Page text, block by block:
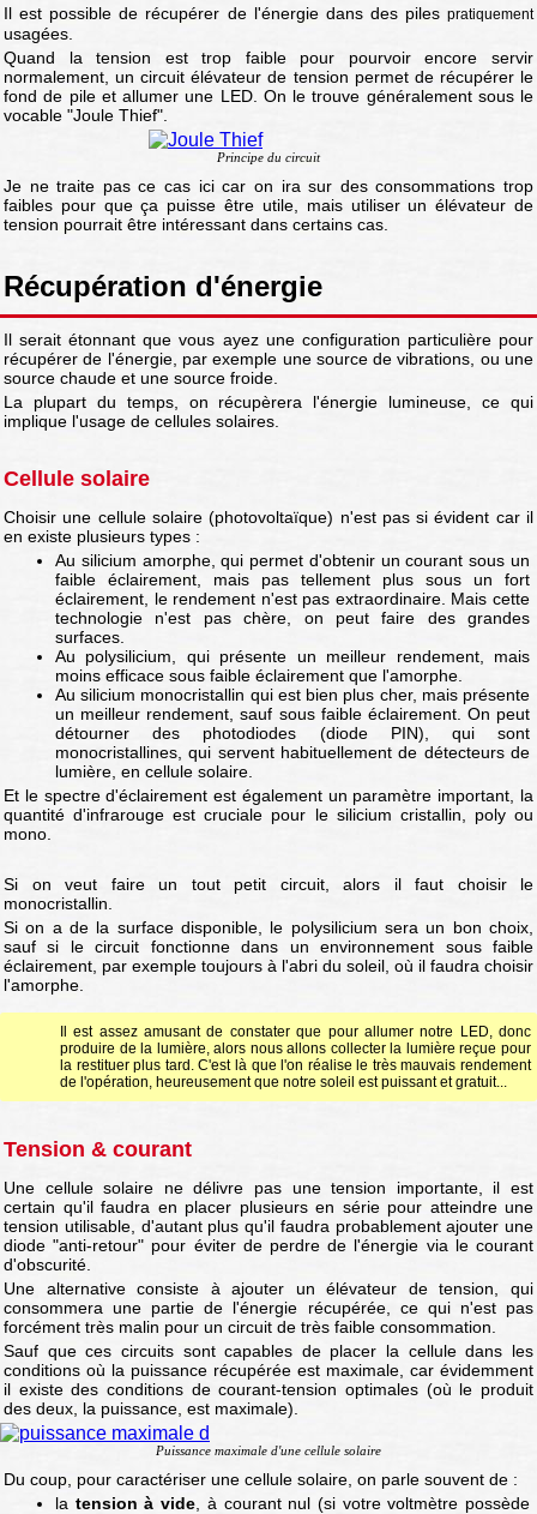
Il est possible de récupérer de l'énergie dans des piles pratiquement
usagées.
Quand la tension est trop faible pour pourvoir encore servir
normalement, un circuit élévateur de tension permet de récupérer le
fond de pile et allumer une LED. On le trouve généralement sous le
vocable "Joule Thief".
Principe du circuit
Je ne traite pas ce cas ici car on ira sur des consommations trop
faibles pour que ça puisse être utile, mais utiliser un élévateur de
tension pourrait être intéressant dans certains cas.
Récupération d'énergie
Il serait étonnant que vous ayez une configuration particulière pour
récupérer de l'énergie, par exemple une source de vibrations, ou une
source chaude et une source froide.
La plupart du temps, on récupèrera l'énergie lumineuse, ce qui
implique l'usage de cellules solaires.
Cellule solaire
Choisir une cellule solaire (photovoltaïque) n'est pas si évident car il
en existe plusieurs types :
Au silicium amorphe, qui permet d'obtenir un courant sous un
faible éclairement, mais pas tellement plus sous un fort
éclairement, le rendement n'est pas extraordinaire. Mais cette
technologie n'est pas chère, on peut faire des grandes
surfaces.
Au polysilicium, qui présente un meilleur rendement, mais
moins efficace sous faible éclairement que l'amorphe.
Au silicium monocristallin qui est bien plus cher, mais présente
un meilleur rendement, sauf sous faible éclairement. On peut
détourner des photodiodes (diode PIN), qui sont
monocristallines, qui servent habituellement de détecteurs de
lumière, en cellule solaire.
Et le spectre d'éclairement est également un paramètre important, la
quantité d'infrarouge est cruciale pour le silicium cristallin, poly ou
mono.
Si on veut faire un tout petit circuit, alors il faut choisir le
monocristallin.
Si on a de la surface disponible, le polysilicium sera un bon choix,
sauf si le circuit fonctionne dans un environnement sous faible
éclairement, par exemple toujours à l'abri du soleil, où il faudra choisir
l'amorphe.
Il est assez amusant de constater que pour allumer notre LED, donc
produire de la lumière, alors nous allons collecter la lumière reçue pour
la restituer plus tard. C'est là que l'on réalise le très mauvais rendement
de l'opération, heureusement que notre soleil est puissant et gratuit...
Tension & courant
Une cellule solaire ne délivre pas une tension importante, il est
certain qu'il faudra en placer plusieurs en série pour atteindre une
tension utilisable, d'autant plus qu'il faudra probablement ajouter une
diode "anti-retour" pour éviter de perdre de l'énergie via le courant
d'obscurité.
Une alternative consiste à ajouter un élévateur de tension, qui
consommera une partie de l'énergie récupérée, ce qui n'est pas
forcément très malin pour un circuit de très faible consommation.
Sauf que ces circuits sont capables de placer la cellule dans les
conditions où la puissance récupérée est maximale, car évidemment
il existe des conditions de courant-tension optimales (où le produit
des deux, la puissance, est maximale).
Puissance maximale d'une cellule solaire
Du coup, pour caractériser une cellule solaire, on parle souvent de :
la tension à vide , à courant nul (si votre voltmètre possède